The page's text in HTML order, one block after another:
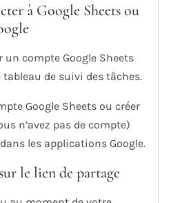
à Google Sheets ou
un compte Google Sheets
de suivi des tâches.
Google Sheets ou créer
n’avez pas de compte)
les applications Google.
le lien de partage